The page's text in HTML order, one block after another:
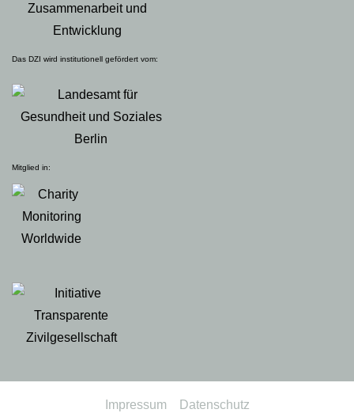
Das DZI wird institutionell gefördert vom:
Mitglied in:
Impressum Datenschutz